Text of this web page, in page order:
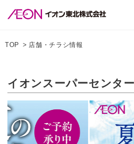
TOP 店舗・チラシ情報
イオンスーパーセンタ